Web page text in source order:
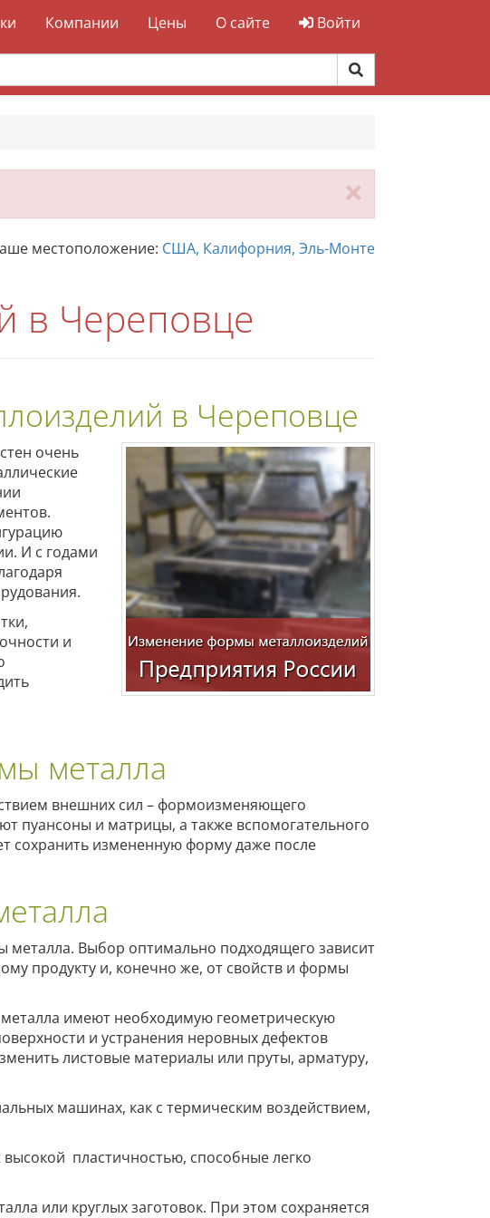
Компании Цены О сайте Войти
местоположение: США, Калифорния, Эль-Монте
в Череповце
в Череповце
очень
И с годами
и
металла
внешних сил – формоизменяющего
пуансоны и матрицы, а также вспомогательного
сохранить измененную форму даже после
металла. Выбор оптимально подходящего зависит
продукту и, конечно же, от свойств и формы
металла имеют необходимую геометрическую
и устранения неровных дефектов
листовые материалы или пруты, арматуру,
машинах, как с термическим воздействием,
пластичностью, способные легко
или круглых заготовок. При этом сохраняется